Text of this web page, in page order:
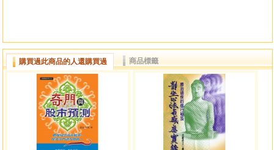
河圖與洛書
天干地支與河圖洛書的關聯性
八卦與人身的對應
天干地支與人體的對應
干支陰陽五行
天干地五行及方位
干支刑沖會合
購買過此商品的人還購買過 商品標籤